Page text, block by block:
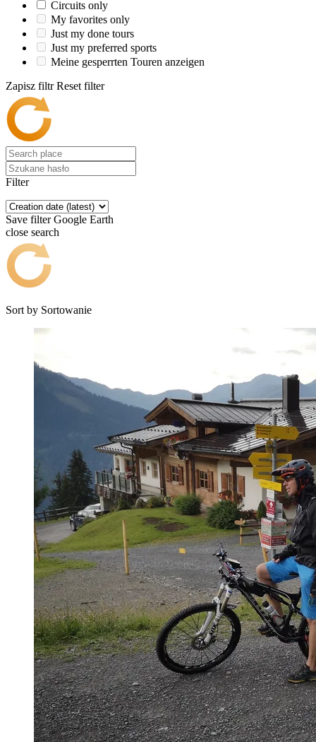
Circuits only
My favorites only
Just my done tours
Just my preferred sports
Meine gesperrten Touren anzeigen
Zapisz filtr Reset filter
Filter
Save filter Google Earth
close search
Sort by Sortowanie